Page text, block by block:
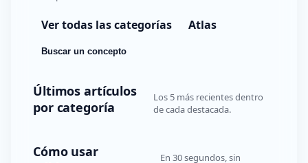
Ver todas las categorías Atlas
Buscar un concepto
Últimos artículos
por categoría
Los 5 más recientes dentro
de cada destacada.
Cómo usar
En 30 segundos, sin